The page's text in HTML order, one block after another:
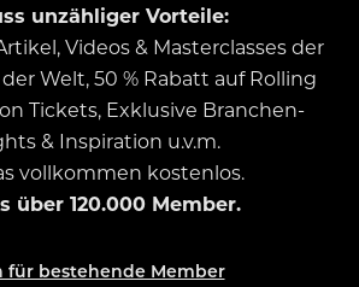
unzähliger Vorteile:
Videos & Masterclasses der
Welt, 50 % Rabatt auf Rolling
Tickets, Exklusive Branchen-
& Inspiration u.v.m.
vollkommen kostenlos.
über 120.000 Member.
für bestehende Member